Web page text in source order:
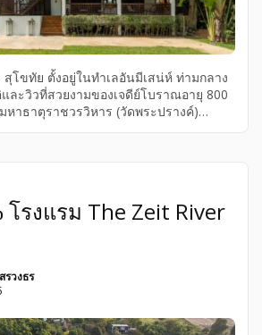
โขทัย ตั้งอยู่ในทำเลอันมีเสน่ห์ ท่ามกลาง
ละวิวที่สวยงามของเจดีย์โบราณอายุ 800
าธาตุราชวรวิหาร (วัดพระปรางค์)
– 1 ห้องรับประทานอาหาร (ตอนนี้รันเป็น
าณแบบประยุคสมัยราชกาลที่ 6 • ย้ายและ
2568 • พื้นที่ชั้น […]
รงแรม The Zeit River
สรวงธร